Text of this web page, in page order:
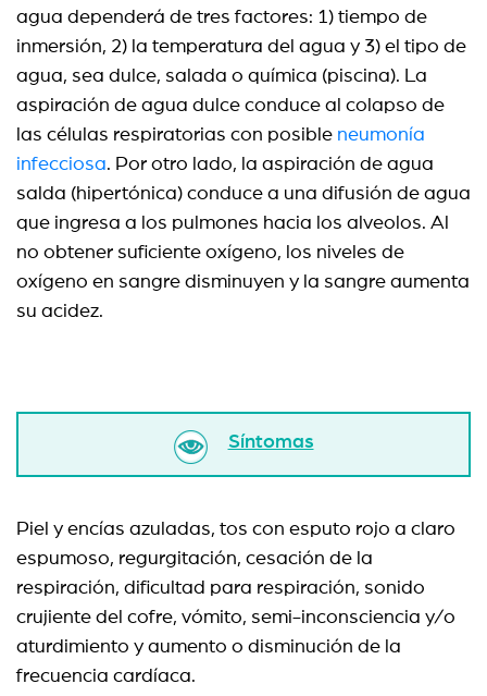
agua dependerá de tres factores: 1) tiempo de
inmersión, 2) la temperatura del agua y 3) el tipo de
agua, sea dulce, salada o química (piscina). La
aspiración de agua dulce conduce al colapso de
las células respiratorias con posible neumonía
infecciosa. Por otro lado, la aspiración de agua
salda (hipertónica) conduce a una difusión de agua
que ingresa a los pulmones hacia los alveolos. Al
no obtener suficiente oxígeno, los niveles de
oxígeno en sangre disminuyen y la sangre aumenta
su acidez.
Síntomas
Piel y encías azuladas, tos con esputo rojo a claro
espumoso, regurgitación, cesación de la
respiración, dificultad para respiración, sonido
crujiente del cofre, vómito, semi-inconsciencia y/o
aturdimiento y aumento o disminución de la
frecuencia cardíaca.